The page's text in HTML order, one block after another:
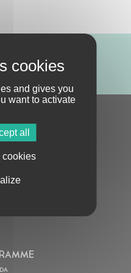
TOI !
and gives you
want to activate
all
cookies